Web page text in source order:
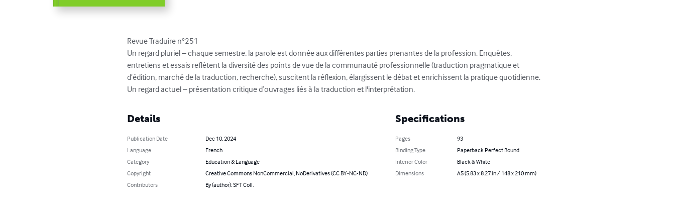
Revue Traduire n°251
Un regard pluriel – chaque semestre, la parole est donnée aux différentes parties prenantes de la profession. Enquêtes,
entretiens et essais reflètent la diversité des points de vue de la communauté professionnelle (traduction pragmatique et
d’édition, marché de la traduction, recherche), suscitent la réflexion, élargissent le débat et enrichissent la pratique quotidienne.
Un regard actuel – présentation critique d’ouvrages liés à la traduction et l'interprétation.
Details
Publication Date
Dec 10, 2024
Language
French
Category
Education & Language
Copyright
Creative Commons NonCommercial, NoDerivatives (CC BY-NC-ND)
Contributors
By (author): SFT Coll.
Specifications
Pages
93
Binding Type
Paperback Perfect Bound
Interior Color
Black & White
Dimensions
A5 (5.83 x 8.27 in / 148 x 210 mm)